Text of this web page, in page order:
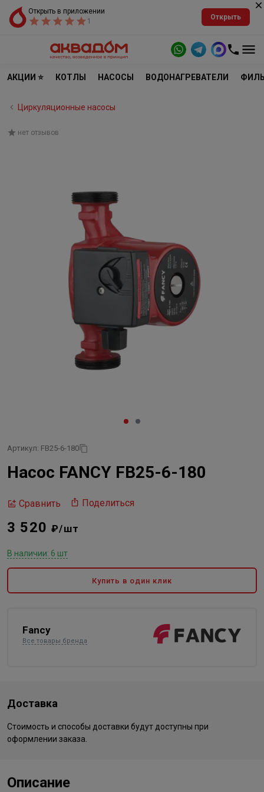
Открыть в приложении
1
Открыть
АКЦИИ ⭐ КОТЛЫ НАСОСЫ ВОДОНАГРЕВАТЕЛИ
Циркуляционные насосы
нет отзывов
Артикул: FB25-6-180
Насос FANCY FB25-6-180
Сравнить Поделиться
3 520₽/шт
В наличии: 6 шт
Купить в один клик
Fancy
Все товары бренда
Доставка
Стоимость и способы доставки будут доступны при
оформлении заказа.
Описание